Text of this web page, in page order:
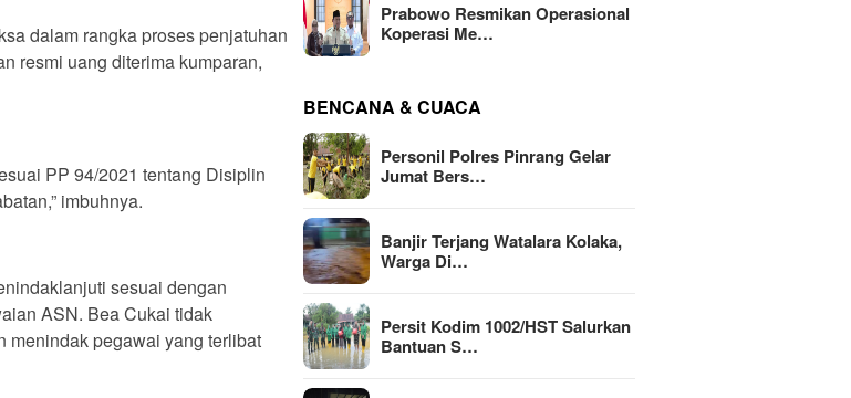
dalam rangka proses penjatuhan
resmi uang diterima kumparan,
PP 94/2021 tentang Disiplin
imbuhnya.
sesuai dengan
ASN. Bea Cukai tidak
menindak pegawai yang terlibat
Prabowo Resmikan Operasional
Koperasi Me…
BENCANA & CUACA
Personil Polres Pinrang Gelar
Jumat Bers…
Banjir Terjang Watalara Kolaka,
Warga Di…
Persit Kodim 1002/HST Salurkan
Bantuan S…